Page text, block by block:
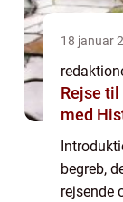
18 januar
Rejse
med
begreb,
rejsende